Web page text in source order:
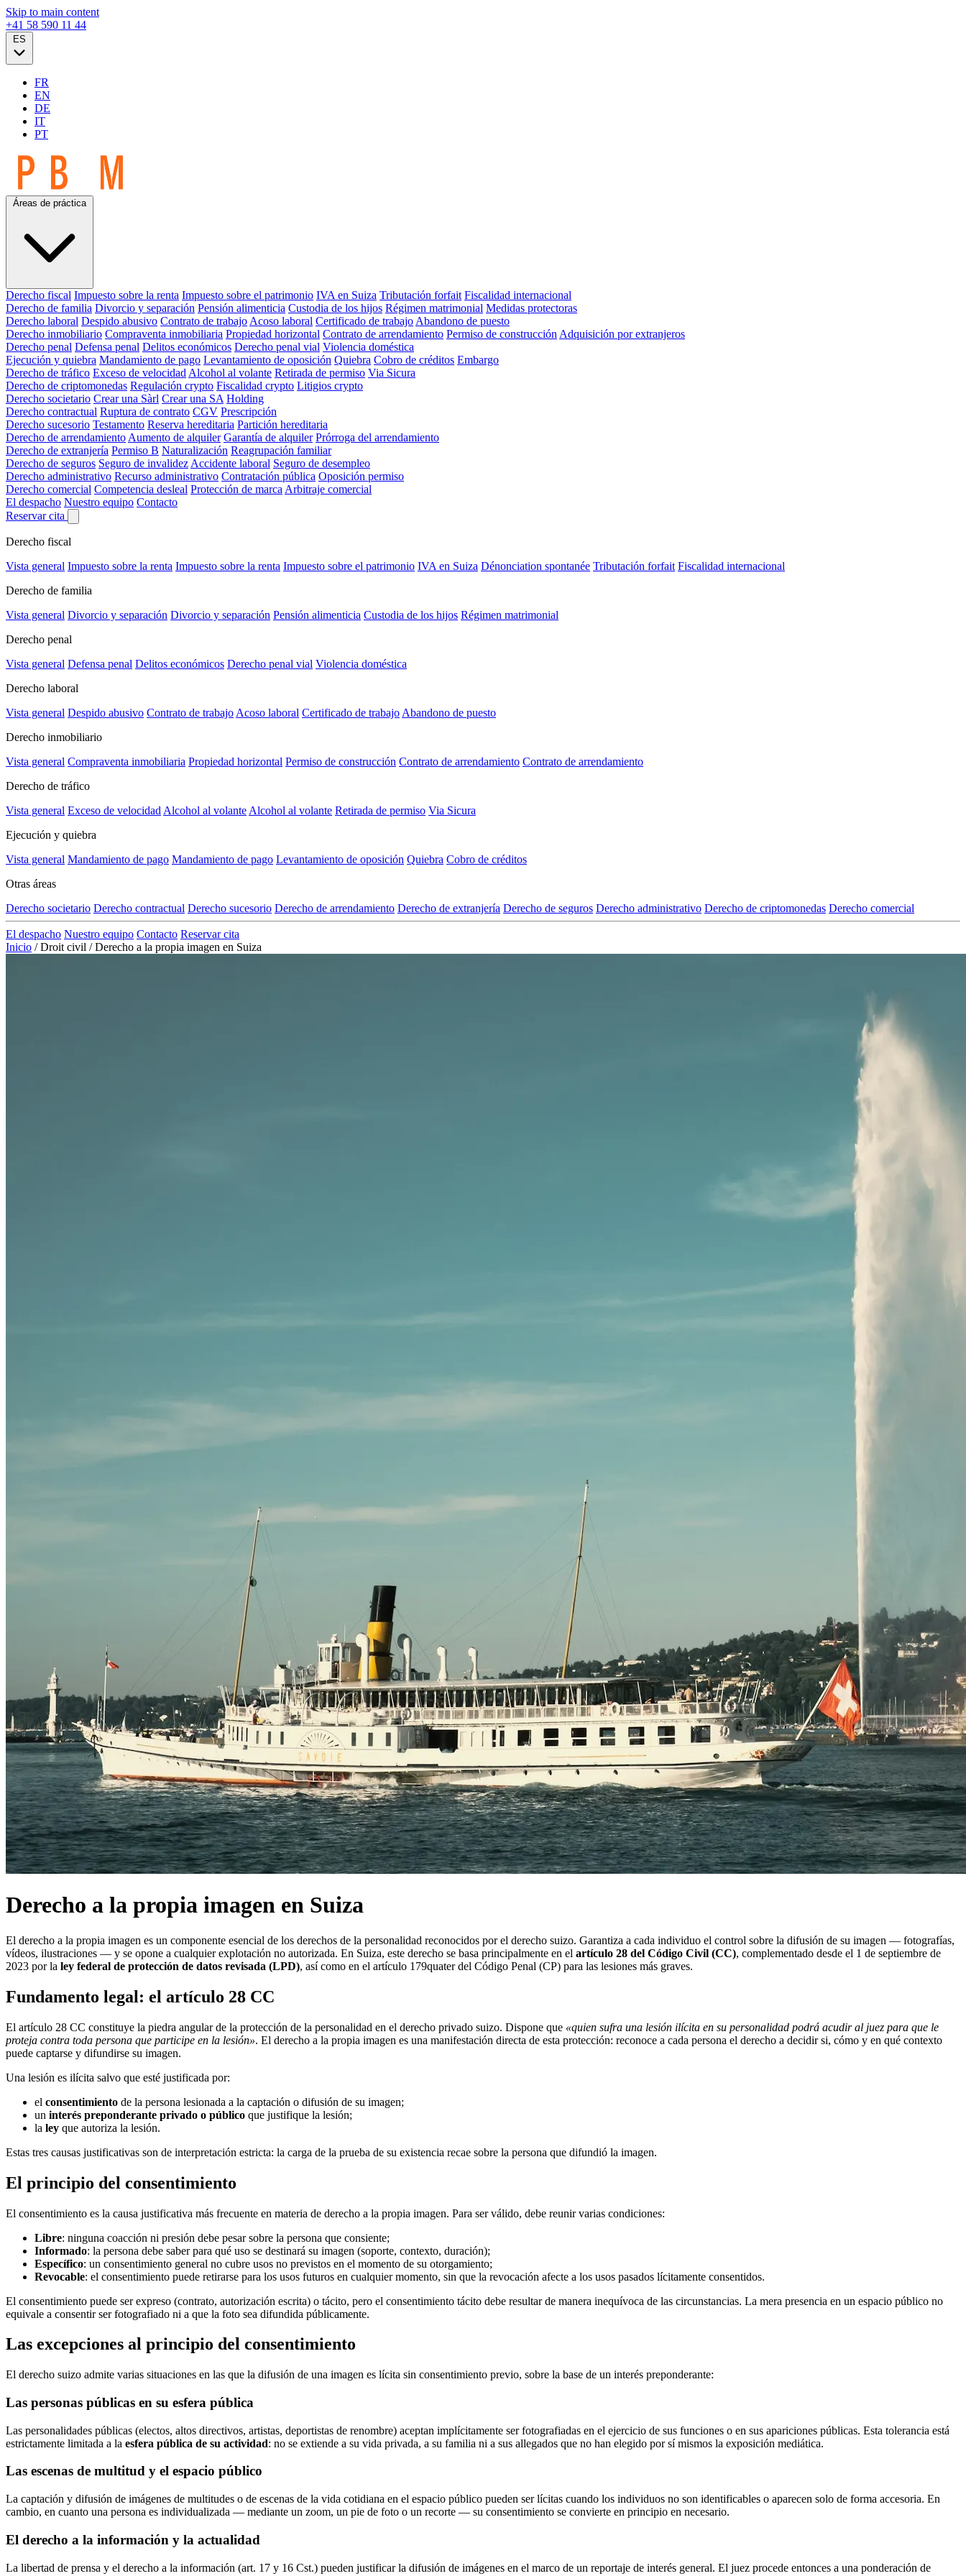
Skip to main content
+41 58 590 11 44
FR
EN
DE
IT
PT
Áreas de práctica
Derecho fiscal Impuesto sobre la renta Impuesto sobre el patrimonio IVA en Suiza Tributación forfait Fiscalidad internacional
Derecho de familia Divorcio y separación Pensión alimenticia Custodia de los hijos Régimen matrimonial Medidas protectoras
Derecho laboral Despido abusivo Contrato de trabajo Acoso laboral Certificado de trabajo Abandono de puesto
Derecho inmobiliario Compraventa inmobiliaria Propiedad horizontal Contrato de arrendamiento Permiso de construcción Adquisición por extranjeros
Derecho penal Defensa penal Delitos económicos Derecho penal vial Violencia doméstica
Ejecución y quiebra Mandamiento de pago Levantamiento de oposición Quiebra Cobro de créditos Embargo
Derecho de tráfico Exceso de velocidad Alcohol al volante Retirada de permiso Via Sicura
Derecho de criptomonedas Regulación crypto Fiscalidad crypto Litigios crypto
Derecho societario Crear una Sàrl Crear una SA Holding
Derecho contractual Ruptura de contrato CGV Prescripción
Derecho sucesorio Testamento Reserva hereditaria Partición hereditaria
Derecho de arrendamiento Aumento de alquiler Garantía de alquiler Prórroga del arrendamiento
Derecho de extranjería Permiso B Naturalización Reagrupación familiar
Derecho de seguros Seguro de invalidez Accidente laboral Seguro de desempleo
Derecho administrativo Recurso administrativo Contratación pública Oposición permiso
Derecho comercial Competencia desleal Protección de marca Arbitraje comercial
El despacho Nuestro equipo Contacto
Reservar cita
Derecho fiscal
Vista general Impuesto sobre la renta Impuesto sobre la renta Impuesto sobre el patrimonio IVA en Suiza Dénonciation spontanée Tributación forfait Fiscalidad internacional
Derecho de familia
Vista general Divorcio y separación Divorcio y separación Pensión alimenticia Custodia de los hijos Régimen matrimonial
Derecho penal
Vista general Defensa penal Delitos económicos Derecho penal vial Violencia doméstica
Derecho laboral
Vista general Despido abusivo Contrato de trabajo Acoso laboral Certificado de trabajo Abandono de puesto
Derecho inmobiliario
Vista general Compraventa inmobiliaria Propiedad horizontal Permiso de construcción Contrato de arrendamiento Contrato de arrendamiento
Derecho de tráfico
Vista general Exceso de velocidad Alcohol al volante Alcohol al volante Retirada de permiso Via Sicura
Ejecución y quiebra
Vista general Mandamiento de pago Mandamiento de pago Levantamiento de oposición Quiebra Cobro de créditos
Otras áreas
Derecho societario Derecho contractual Derecho sucesorio Derecho de arrendamiento Derecho de extranjería Derecho de seguros Derecho administrativo Derecho de criptomonedas Derecho comercial
El despacho Nuestro equipo Contacto Reservar cita
Inicio / Droit civil / Derecho a la propia imagen en Suiza
Derecho a la propia imagen en Suiza
El derecho a la propia imagen es un componente esencial de los derechos de la personalidad reconocidos por el derecho suizo. Garantiza a cada individuo el control sobre la difusión de su imagen — fotografías,
vídeos, ilustraciones — y se opone a cualquier explotación no autorizada. En Suiza, este derecho se basa principalmente en el artículo 28 del Código Civil (CC), complementado desde el 1 de septiembre de
2023 por la ley federal de protección de datos revisada (LPD), así como en el artículo 179quater del Código Penal (CP) para las lesiones más graves.
Fundamento legal: el artículo 28 CC
El artículo 28 CC constituye la piedra angular de la protección de la personalidad en el derecho privado suizo. Dispone que «quien sufra una lesión ilícita en su personalidad podrá acudir al juez para que le
proteja contra toda persona que participe en la lesión». El derecho a la propia imagen es una manifestación directa de esta protección: reconoce a cada persona el derecho a decidir si, cómo y en qué contexto
puede captarse y difundirse su imagen.
Una lesión es ilícita salvo que esté justificada por:
el consentimiento de la persona lesionada a la captación o difusión de su imagen;
un interés preponderante privado o público que justifique la lesión;
la ley que autoriza la lesión.
Estas tres causas justificativas son de interpretación estricta: la carga de la prueba de su existencia recae sobre la persona que difundió la imagen.
El principio del consentimiento
El consentimiento es la causa justificativa más frecuente en materia de derecho a la propia imagen. Para ser válido, debe reunir varias condiciones:
Libre: ninguna coacción ni presión debe pesar sobre la persona que consiente;
Informado: la persona debe saber para qué uso se destinará su imagen (soporte, contexto, duración);
Específico: un consentimiento general no cubre usos no previstos en el momento de su otorgamiento;
Revocable: el consentimiento puede retirarse para los usos futuros en cualquier momento, sin que la revocación afecte a los usos pasados lícitamente consentidos.
El consentimiento puede ser expreso (contrato, autorización escrita) o tácito, pero el consentimiento tácito debe resultar de manera inequívoca de las circunstancias. La mera presencia en un espacio público no
equivale a consentir ser fotografiado ni a que la foto sea difundida públicamente.
Las excepciones al principio del consentimiento
El derecho suizo admite varias situaciones en las que la difusión de una imagen es lícita sin consentimiento previo, sobre la base de un interés preponderante:
Las personas públicas en su esfera pública
Las personalidades públicas (electos, altos directivos, artistas, deportistas de renombre) aceptan implícitamente ser fotografiadas en el ejercicio de sus funciones o en sus apariciones públicas. Esta tolerancia está
estrictamente limitada a la esfera pública de su actividad: no se extiende a su vida privada, a su familia ni a sus allegados que no han elegido por sí mismos la exposición mediática.
Las escenas de multitud y el espacio público
La captación y difusión de imágenes de multitudes o de escenas de la vida cotidiana en el espacio público pueden ser lícitas cuando los individuos no son identificables o aparecen solo de forma accesoria. En
cambio, en cuanto una persona es individualizada — mediante un zoom, un pie de foto o un recorte — su consentimiento se convierte en principio en necesario.
El derecho a la información y la actualidad
La libertad de prensa y el derecho a la información (art. 17 y 16 Cst.) pueden justificar la difusión de imágenes en el marco de un reportaje de interés general. El juez procede entonces a una ponderación de